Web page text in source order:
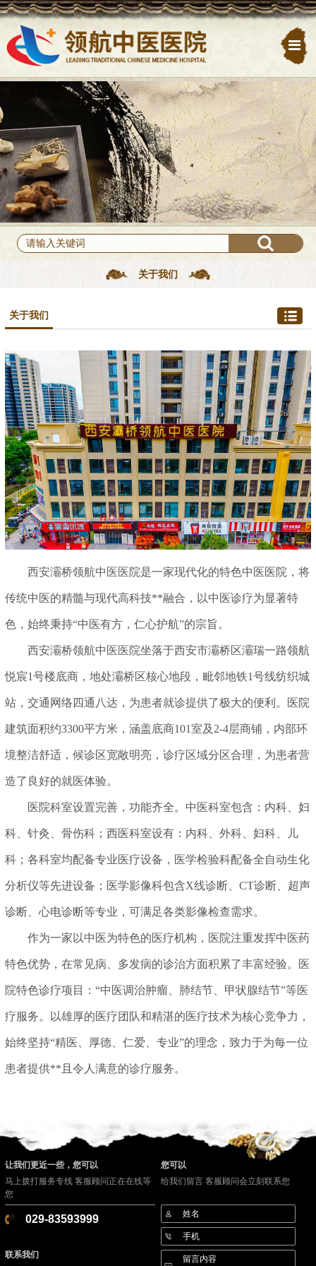
关于我们
关于我们
西安灞桥领航中医医院是一家现代化的特色中医医院，将
传统中医的精髓与现代高科技**融合，以中医诊疗为显著特
色，始终秉持“中医有方，仁心护航”的宗旨。
西安灞桥领航中医医院坐落于西安市灞桥区灞瑞一路领航
悦宸1号楼底商，地处灞桥区核心地段，毗邻地铁1号线纺织城
站，交通网络四通八达，为患者就诊提供了极大的便利。医院
建筑面积约3300平方米，涵盖底商101室及2-4层商铺，内部环
境整洁舒适，候诊区宽敞明亮，诊疗区域分区合理，为患者营
造了良好的就医体验。
医院科室设置完善，功能齐全。中医科室包含：内科、妇
科、针灸、骨伤科；西医科室设有：内科、外科、妇科、儿
科；各科室均配备专业医疗设备，医学检验科配备全自动生化
分析仪等先进设备；医学影像科包含X线诊断、CT诊断、超声
诊断、心电诊断等专业，可满足各类影像检查需求。
作为一家以中医为特色的医疗机构，医院注重发挥中医药
特色优势，在常见病、多发病的诊治方面积累了丰富经验。医
院特色诊疗项目：“中医调治肿瘤、肺结节、甲状腺结节”等医
疗服务。以雄厚的医疗团队和精湛的医疗技术为核心竞争力，
始终坚持“精医、厚德、仁爱、专业”的理念，致力于为每一位
患者提供**且令人满意的诊疗服务。
让我们更近一些，您可以
马上拨打服务专线 客服顾问正在在线等
您
029-83593999
联系我们
您可以
给我们留言 客服顾问会立刻联系您